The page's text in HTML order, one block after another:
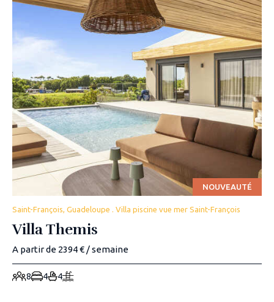
NOUVEAUTÉ
Saint-François, Guadeloupe . Villa piscine vue mer Saint-François
Villa Themis
A partir de 2394 € / semaine
8 4 4